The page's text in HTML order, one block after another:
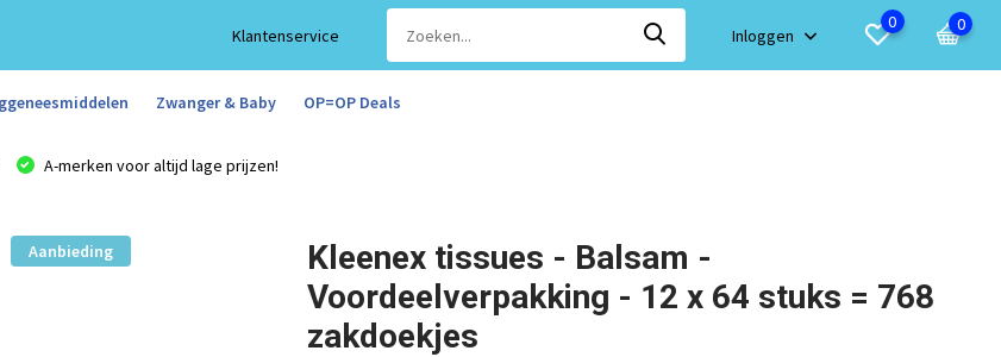
Klantenservice Inloggen
0 0
Zwanger & Baby OP=OP Deals
A-merken voor altijd lage prijzen!
Aanbieding
Kleenex tissues - Balsam -
Voordeelverpakking - 12 x 64 stuks = 768
zakdoekjes